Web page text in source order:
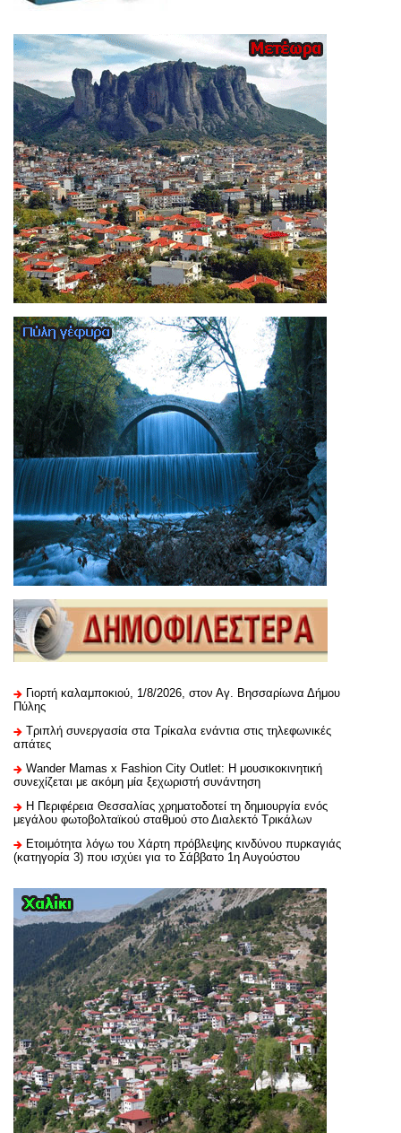
Γιορτή καλαμποκιού, 1/8/2026, στον Αγ. Βησσαρίωνα Δήμου
Πύλης
Τριπλή συνεργασία στα Τρίκαλα ενάντια στις τηλεφωνικές
απάτες
Wander Mamas x Fashion City Outlet: Η μουσικοκινητική
συνεχίζεται με ακόμη μία ξεχωριστή συνάντηση
H Περιφέρεια Θεσσαλίας χρηματοδοτεί τη δημιουργία ενός
μεγάλου φωτοβολταϊκού σταθμού στο Διαλεκτό Τρικάλων
Ετοιμότητα λόγω του Χάρτη πρόβλεψης κινδύνου πυρκαγιάς
(κατηγορία 3) που ισχύει για το Σάββατο 1η Αυγούστου